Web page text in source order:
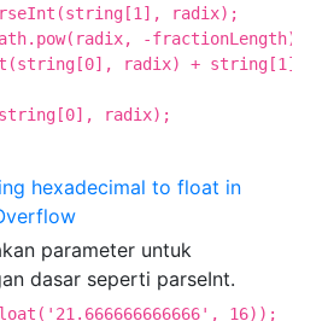
radix);
-fractionLength);
radix) + string[1];
radix);
hexadecimal to float in
parameter untuk
dasar seperti parseInt.
16));